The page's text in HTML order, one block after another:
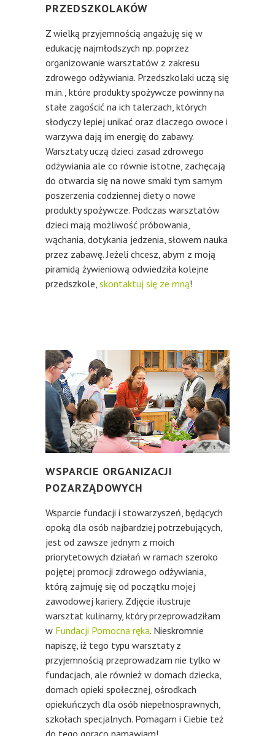
PRZEDSZKOLAKÓW
Z wielką przyjemnością angażuję się w
edukację najmłodszych np. poprzez
organizowanie warsztatów z zakresu
zdrowego odżywiania. Przedszkolaki uczą się
m.in., które produkty spożywcze powinny na
stałe zagościć na ich talerzach, których
słodyczy lepiej unikać oraz dlaczego owoce i
warzywa dają im energię do zabawy.
Warsztaty uczą dzieci zasad zdrowego
odżywiania ale co równie istotne, zachęcają
do otwarcia się na nowe smaki tym samym
poszerzenia codziennej diety o nowe
produkty spożywcze. Podczas warsztatów
dzieci mają możliwość próbowania,
wąchania, dotykania jedzenia, słowem nauka
przez zabawę. Jeżeli chcesz, abym z moją
piramidą żywieniową odwiedziła kolejne
przedszkole, skontaktuj się ze mną!
WSPARCIE ORGANIZACJI
POZARZĄDOWYCH
Wsparcie fundacji i stowarzyszeń, będących
opoką dla osób najbardziej potrzebujących,
jest od zawsze jednym z moich
priorytetowych działań w ramach szeroko
pojętej promocji zdrowego odżywiania,
którą zajmuję się od początku mojej
zawodowej kariery. Zdjęcie ilustruje
warsztat kulinarny, który przeprowadziłam
w Fundacji Pomocna ręka. Nieskromnie
napiszę, iż tego typu warsztaty z
przyjemnością przeprowadzam nie tylko w
fundacjach, ale również w domach dziecka,
domach opieki społecznej, ośrodkach
opiekuńczych dla osób niepełnosprawnych,
szkołach specjalnych. Pomagam i Ciebie też
do tego gorąco namawiam!